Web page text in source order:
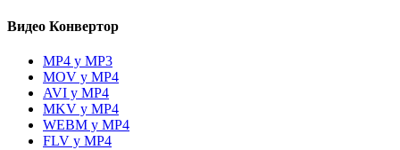
Видео Конвертор
MP4 у MP3
MOV у MP4
AVI у MP4
MKV у MP4
WEBM у MP4
FLV у MP4